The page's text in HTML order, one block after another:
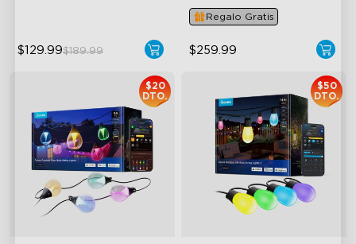
$129.99$189.99
Regalo Gratis
$259.99
$20
DTO.
$50
DTO.